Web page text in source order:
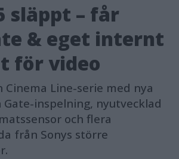
släppt – får
& eget internt
för video
Cinema Line-serie med nya
Gate-inspelning, nyutvecklad
och flera
från Sonys större